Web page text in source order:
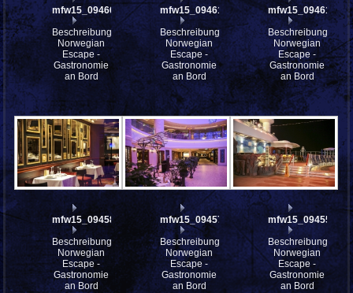
mfw15_094666
Beschreibung:
Norwegian
Escape -
Gastronomie
an Bord
mfw15_094616
Beschreibung:
Norwegian
Escape -
Gastronomie
an Bord
mfw15_094612
Beschreibung:
Norwegian
Escape -
Gastronomie
an Bord
mfw15_094583
Beschreibung:
Norwegian
Escape -
Gastronomie
an Bord
mfw15_094578
Beschreibung:
Norwegian
Escape -
Gastronomie
an Bord
mfw15_094553
Beschreibung:
Norwegian
Escape -
Gastronomie
an Bord